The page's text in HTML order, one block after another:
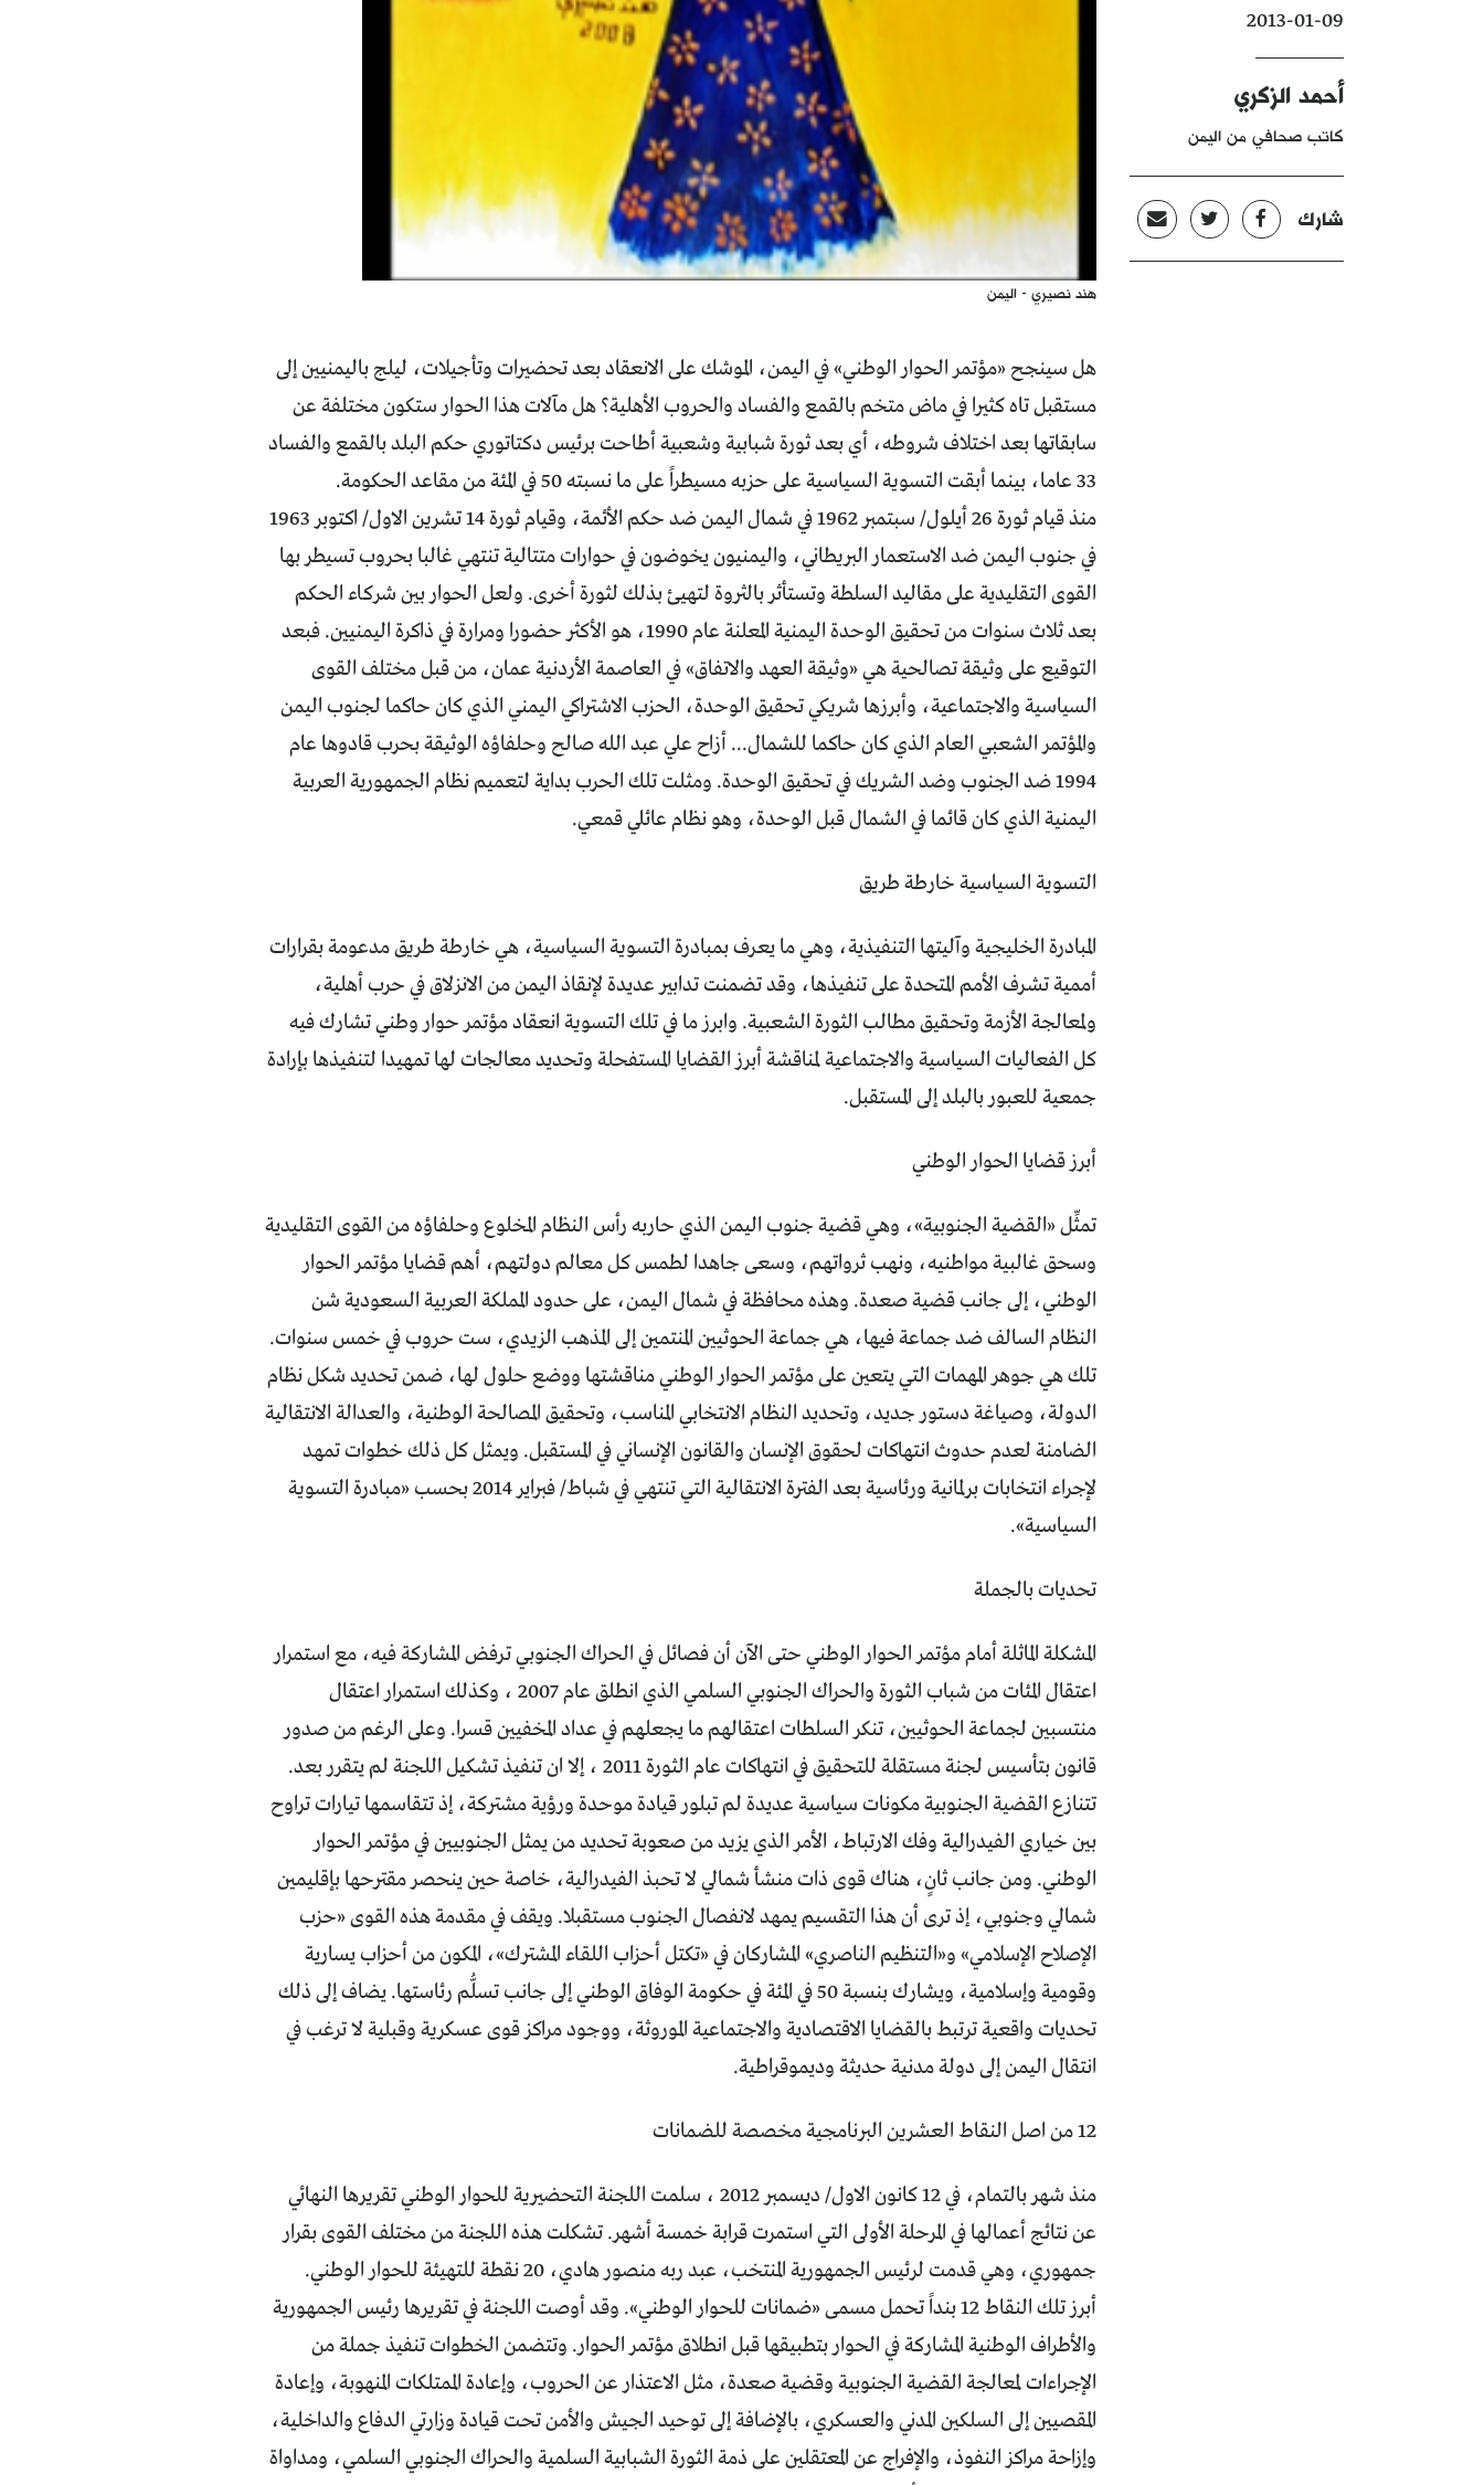
2013-01-09
أحمد الزكري
كاتب صحافي من اليمن
شارك
هند نصيري - اليمن
هل سينجح «مؤتمر الحوار الوطني» في اليمن، الموشك على الانعقاد بعد تحضيرات وتأجيلات، ليلج باليمنيين إلى
مستقبل تاه كثيرا في ماض متخم بالقمع والفساد والحروب الأهلية؟ هل مآلات هذا الحوار ستكون مختلفة عن
سابقاتها بعد اختلاف شروطه، أي بعد ثورة شبابية وشعبية أطاحت برئيس دكتاتوري حكم البلد بالقمع والفساد
33 عاما، بينما أبقت التسوية السياسية على حزبه مسيطراً على ما نسبته 50 في المئة من مقاعد الحكومة.
منذ قيام ثورة 26 أيلول/ سبتمبر 1962 في شمال اليمن ضد حكم الأئمة، وقيام ثورة 14 تشرين الاول/ اكتوبر 1963
في جنوب اليمن ضد الاستعمار البريطاني، واليمنيون يخوضون في حوارات متتالية تنتهي غالبا بحروب تسيطر بها
القوى التقليدية على مقاليد السلطة وتستأثر بالثروة لتهيئ بذلك لثورة أخرى. ولعل الحوار بين شركاء الحكم
بعد ثلاث سنوات من تحقيق الوحدة اليمنية المعلنة عام 1990، هو الأكثر حضورا ومرارة في ذاكرة اليمنيين. فبعد
التوقيع على وثيقة تصالحية هي «وثيقة العهد والاتفاق» في العاصمة الأردنية عمان، من قبل مختلف القوى
السياسية والاجتماعية، وأبرزها شريكي تحقيق الوحدة، الحزب الاشتراكي اليمني الذي كان حاكما لجنوب اليمن
والمؤتمر الشعبي العام الذي كان حاكما للشمال... أزاح علي عبد الله صالح وحلفاؤه الوثيقة بحرب قادوها عام
1994 ضد الجنوب وضد الشريك في تحقيق الوحدة. ومثلت تلك الحرب بداية لتعميم نظام الجمهورية العربية
اليمنية الذي كان قائما في الشمال قبل الوحدة، وهو نظام عائلي قمعي.
التسوية السياسية خارطة طريق
المبادرة الخليجية وآليتها التنفيذية، وهي ما يعرف بمبادرة التسوية السياسية، هي خارطة طريق مدعومة بقرارات
أممية تشرف الأمم المتحدة على تنفيذها، وقد تضمنت تدابير عديدة لإنقاذ اليمن من الانزلاق في حرب أهلية،
ولمعالجة الأزمة وتحقيق مطالب الثورة الشعبية. وابرز ما في تلك التسوية انعقاد مؤتمر حوار وطني تشارك فيه
كل الفعاليات السياسية والاجتماعية لمناقشة أبرز القضايا المستفحلة وتحديد معالجات لها تمهيدا لتنفيذها بإرادة
جمعية للعبور بالبلد إلى المستقبل.
أبرز قضايا الحوار الوطني
تمثِّل «القضية الجنوبية»، وهي قضية جنوب اليمن الذي حاربه رأس النظام المخلوع وحلفاؤه من القوى التقليدية
وسحق غالبية مواطنيه، ونهب ثرواتهم، وسعى جاهدا لطمس كل معالم دولتهم، أهم قضايا مؤتمر الحوار
الوطني، إلى جانب قضية صعدة. وهذه محافظة في شمال اليمن، على حدود المملكة العربية السعودية شن
النظام السالف ضد جماعة فيها، هي جماعة الحوثيين المنتمين إلى المذهب الزيدي، ست حروب في خمس سنوات.
تلك هي جوهر المهمات التي يتعين على مؤتمر الحوار الوطني مناقشتها ووضع حلول لها، ضمن تحديد شكل نظام
الدولة، وصياغة دستور جديد، وتحديد النظام الانتخابي المناسب، وتحقيق المصالحة الوطنية، والعدالة الانتقالية
الضامنة لعدم حدوث انتهاكات لحقوق الإنسان والقانون الإنساني في المستقبل. ويمثل كل ذلك خطوات تمهد
لإجراء انتخابات برلمانية ورئاسية بعد الفترة الانتقالية التي تنتهي في شباط/ فبراير 2014 بحسب «مبادرة التسوية
السياسية».
تحديات بالجملة
المشكلة الماثلة أمام مؤتمر الحوار الوطني حتى الآن أن فصائل في الحراك الجنوبي ترفض المشاركة فيه، مع استمرار
اعتقال المئات من شباب الثورة والحراك الجنوبي السلمي الذي انطلق عام 2007 ، وكذلك استمرار اعتقال
منتسبين لجماعة الحوثيين، تنكر السلطات اعتقالهم ما يجعلهم في عداد المخفيين قسرا. وعلى الرغم من صدور
قانون بتأسيس لجنة مستقلة للتحقيق في انتهاكات عام الثورة 2011 ، إلا ان تنفيذ تشكيل اللجنة لم يتقرر بعد.
تتنازع القضية الجنوبية مكونات سياسية عديدة لم تبلور قيادة موحدة ورؤية مشتركة، إذ تتقاسمها تيارات تراوح
بين خياري الفيدرالية وفك الارتباط، الأمر الذي يزيد من صعوبة تحديد من يمثل الجنوبيين في مؤتمر الحوار
الوطني. ومن جانب ثانٍ، هناك قوى ذات منشأ شمالي لا تحبذ الفيدرالية، خاصة حين ينحصر مقترحها بإقليمين
شمالي وجنوبي، إذ ترى أن هذا التقسيم يمهد لانفصال الجنوب مستقبلا. ويقف في مقدمة هذه القوى «حزب
الإصلاح الإسلامي» و«التنظيم الناصري» المشاركان في «تكتل أحزاب اللقاء المشترك»، المكون من أحزاب يسارية
وقومية وإسلامية، ويشارك بنسبة 50 في المئة في حكومة الوفاق الوطني إلى جانب تسلُّم رئاستها. يضاف إلى ذلك
تحديات واقعية ترتبط بالقضايا الاقتصادية والاجتماعية الموروثة، ووجود مراكز قوى عسكرية وقبلية لا ترغب في
انتقال اليمن إلى دولة مدنية حديثة وديموقراطية.
12 من اصل النقاط العشرين البرنامجية مخصصة للضمانات
منذ شهر بالتمام، في 12 كانون الاول/ ديسمبر 2012 ، سلمت اللجنة التحضيرية للحوار الوطني تقريرها النهائي
عن نتائج أعمالها في المرحلة الأولى التي استمرت قرابة خمسة أشهر. تشكلت هذه اللجنة من مختلف القوى بقرار
جمهوري، وهي قدمت لرئيس الجمهورية المنتخب، عبد ربه منصور هادي، 20 نقطة للتهيئة للحوار الوطني.
أبرز تلك النقاط 12 بنداً تحمل مسمى «ضمانات للحوار الوطني». وقد أوصت اللجنة في تقريرها رئيس الجمهورية
والأطراف الوطنية المشاركة في الحوار بتطبيقها قبل انطلاق مؤتمر الحوار. وتتضمن الخطوات تنفيذ جملة من
الإجراءات لمعالجة القضية الجنوبية وقضية صعدة، مثل الاعتذار عن الحروب، وإعادة الممتلكات المنهوبة، وإعادة
المقصيين إلى السلكين المدني والعسكري، بالإضافة إلى توحيد الجيش والأمن تحت قيادة وزارتي الدفاع والداخلية،
وإزاحة مراكز النفوذ، والإفراج عن المعتقلين على ذمة الثورة الشبابية السلمية والحراك الجنوبي السلمي، ومداواة